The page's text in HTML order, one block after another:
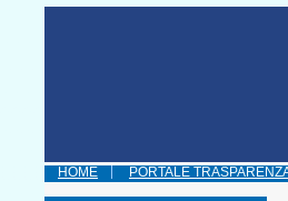
HOME PORTALE